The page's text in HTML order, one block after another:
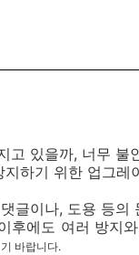
고 있을까, 너무 불
하기 위한 업그레
글이나, 도용 등의
후에도 여러 방지
바랍니다.